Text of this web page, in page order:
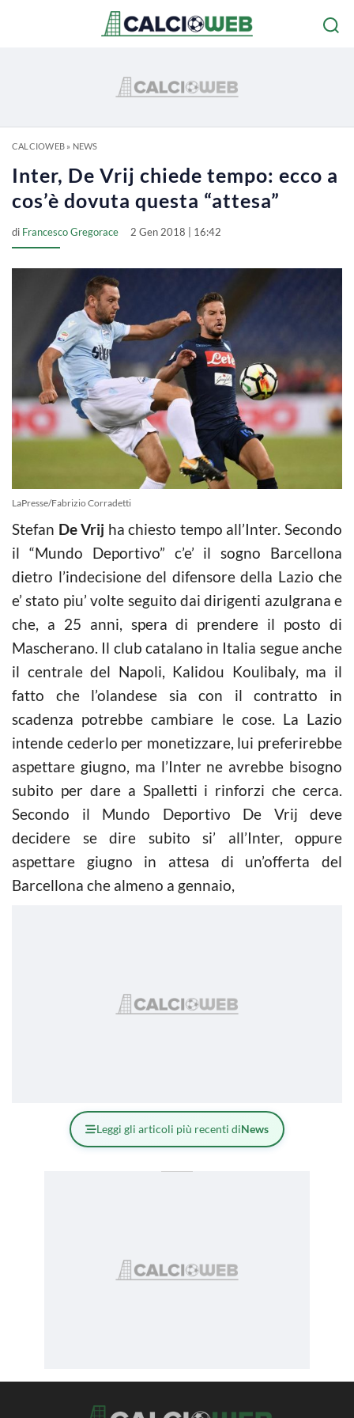
CALCIOWEB» NEWS
Inter, De Vrij chiede tempo: ecco a
cos’è dovuta questa “attesa”
di Francesco Gregorace 2 Gen 2018 | 16:42
LaPresse/Fabrizio Corradetti
Stefan De Vrij ha chiesto tempo all’Inter. Secondo
il “Mundo Deportivo” c’e’ il sogno Barcellona
dietro l’indecisione del difensore della Lazio che
e’ stato piu’ volte seguito dai dirigenti azulgrana e
che, a 25 anni, spera di prendere il posto di
Mascherano. Il club catalano in Italia segue anche
il centrale del Napoli, Kalidou Koulibaly, ma il
fatto che l’olandese sia con il contratto in
scadenza potrebbe cambiare le cose. La Lazio
intende cederlo per monetizzare, lui preferirebbe
aspettare giugno, ma l’Inter ne avrebbe bisogno
subito per dare a Spalletti i rinforzi che cerca.
Secondo il Mundo Deportivo De Vrij deve
decidere se dire subito si’ all’Inter, oppure
aspettare giugno in attesa di un’offerta del
Barcellona che almeno a gennaio,
Leggi gli articoli più recenti diNews